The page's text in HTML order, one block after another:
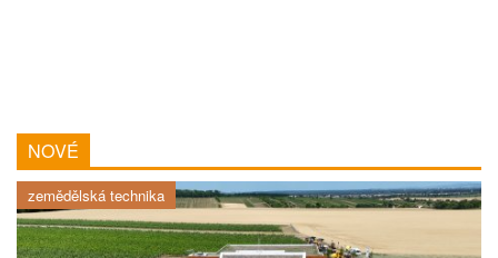
NOVÉ
zemědělská technika